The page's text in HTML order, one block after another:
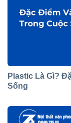
Plastic Là Gì?
Sống